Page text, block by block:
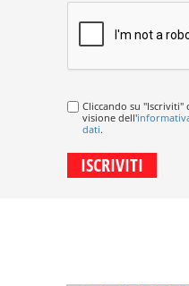
Cliccando su
visione dell'
dati.